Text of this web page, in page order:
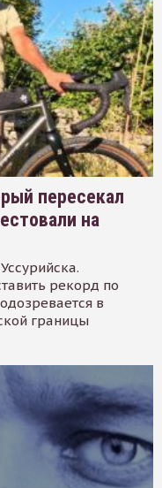
пересекал
на
рекорд по
в
границы